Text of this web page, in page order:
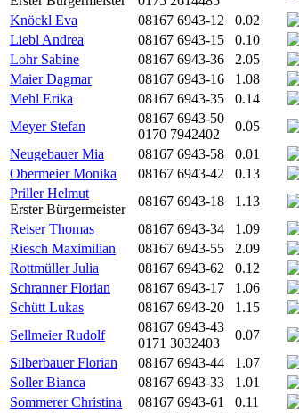
Knöckl Eva
08167 6943-12 0.02
Liebl Andrea
08167 6943-15 0.10
Lohr Sabine
08167 6943-36 2.05
Maier Dagmar
08167 6943-16 1.08
Mehl Erika
08167 6943-35 0.14
Meyer Stefan
08167 6943-50
0170 7942402
0.05
Neugebauer Mia
08167 6943-58 0.01
Obermeier Monika
08167 6943-42 0.13
Priller Helmut
Erster Bürgermeister
08167 6943-18 1.13
Reiser Thomas
08167 6943-34 1.09
Riesch Maximilian
08167 6943-55 2.09
Rottmüller Julia
08167 6943-62 0.12
Schranner Florian
08167 6943-17 1.06
Schütt Lukas
08167 6943-20 1.15
Sellmeier Rudolf
08167 6943-43
0171 3032403
0.07
Silberbauer Florian
08167 6943-44 1.07
Soller Bianca
08167 6943-33 1.01
Sommerer Christina
08167 6943-61 0.11